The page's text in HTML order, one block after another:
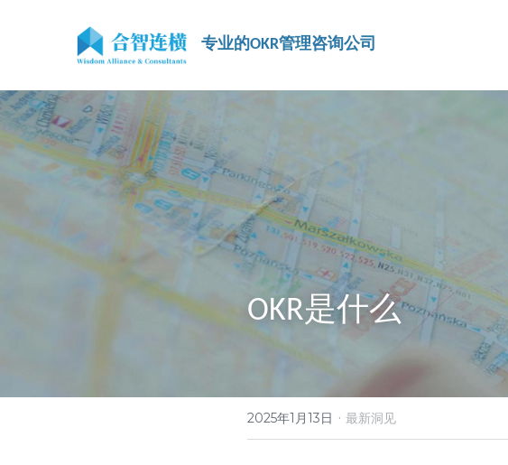
专业的OKR管理咨询公司
OKR是什么
2025年1月13日 · 最新洞见